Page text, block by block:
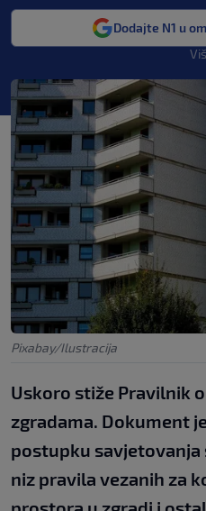
Dodajte N1 u
Pixabay/Ilustracija
Uskoro stiže Pravilnik
zgradama. Dokument
postupku savjetovanja
niz pravila vezanih za